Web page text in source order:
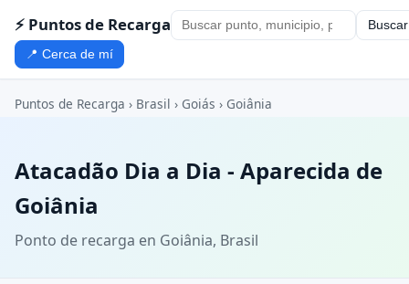
⚡ Puntos de Recarga Buscar
📍 Cerca de mí
Puntos de Recarga › Brasil › Goiás › Goiânia
Atacadão Dia a Dia - Aparecida de
Goiânia
Ponto de recarga en Goiânia, Brasil